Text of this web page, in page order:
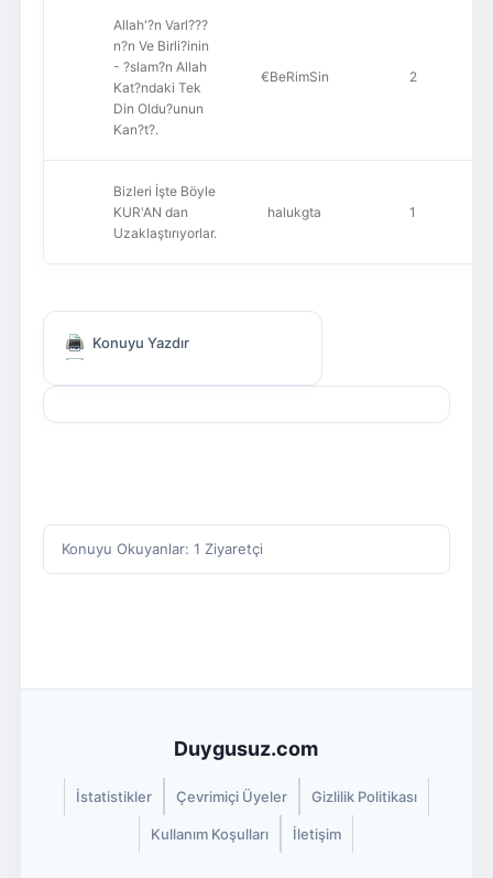
Allah'?n Varl???
n?n Ve Birli?inin
- ?slam?n Allah
Kat?ndaki Tek
Din Oldu?unun
Kan?t?.
€BeRimSin 2
Bizleri İşte Böyle
KUR'AN dan
Uzaklaştırıyorlar.
halukgta 1
Konuyu Yazdır
Konuyu Okuyanlar: 1 Ziyaretçi
Duygusuz.com
İstatistikler Çevrimiçi Üyeler Gizlilik Politikası
Kullanım Koşulları İletişim